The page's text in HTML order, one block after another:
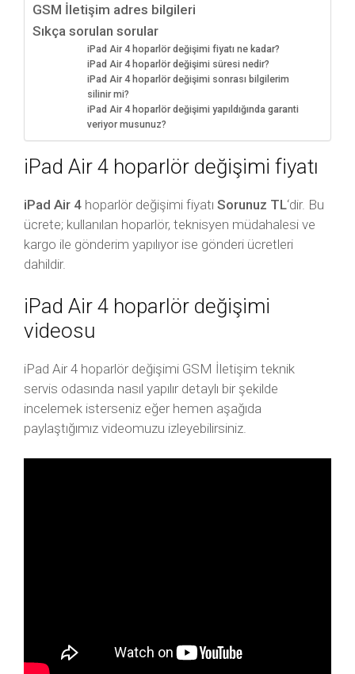
GSM İletişim adres bilgileri
Sıkça sorulan sorular
iPad Air 4 hoparlör değişimi fiyatı ne kadar?
iPad Air 4 hoparlör değişimi süresi nedir?
iPad Air 4 hoparlör değişimi sonrası bilgilerim
silinir mi?
iPad Air 4 hoparlör değişimi yapıldığında garanti
veriyor musunuz?
iPad Air 4 hoparlör değişimi fiyatı
iPad Air 4 hoparlör değişimi fiyatı Sorunuz TL‘dir. Bu
ücrete; kullanılan hoparlör, teknisyen müdahalesi ve
kargo ile gönderim yapılıyor ise gönderi ücretleri
dahildir.
iPad Air 4 hoparlör değişimi
videosu
iPad Air 4 hoparlör değişimi GSM İletişim teknik
servis odasında nasıl yapılır detaylı bir şekilde
incelemek isterseniz eğer hemen aşağıda
paylaştığımız videomuzu izleyebilirsiniz.